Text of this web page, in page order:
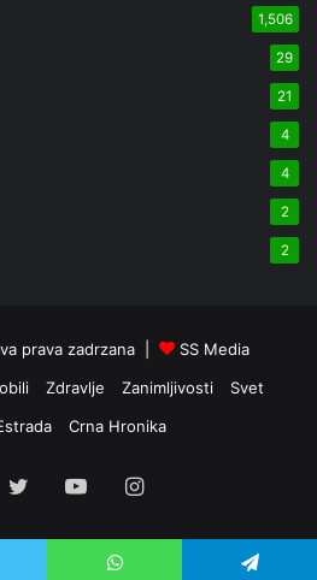
1,506
29
21
4
4
2
2
prava zadrzana |
SS Media
Zdravlje Zanimljivosti
Svet
Crna Hronika
TwitterYouTubeInstagram